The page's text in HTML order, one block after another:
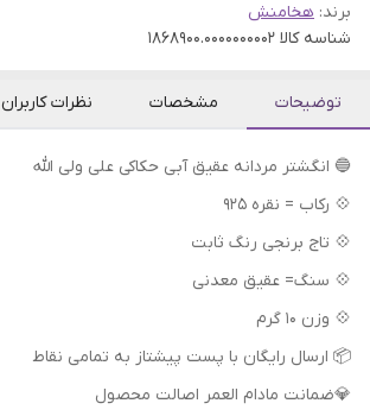
برند: هخامنش
شناسه کالا 1868900.0000000002
توضیحات مشخصات نظرات کاربران
🔵 انگشتر مردانه عقیق آبی حکاکی علی ولی الله
💠 رکاب = نقره 925
💠 تاج برنجی رنگ ثابت
💠 سنگ= عقیق معدنی
💠 وزن 10 گرم
📦 ارسال رایگان با پست پیشتاز به تمامی نقاط
💎ضمانت مادام العمر اصالت محصول